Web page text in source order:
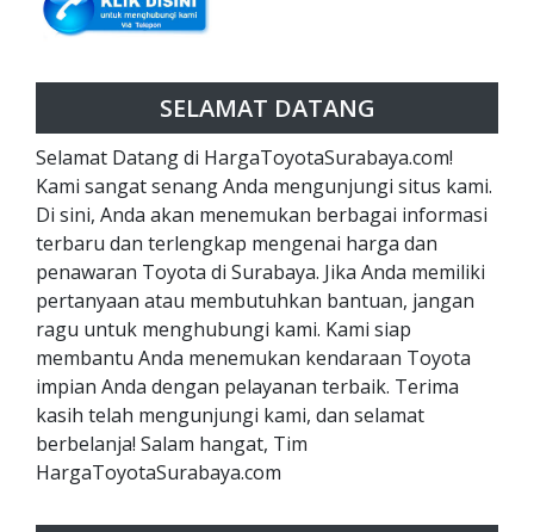
SELAMAT DATANG
Selamat Datang di HargaToyotaSurabaya.com!
Kami sangat senang Anda mengunjungi situs kami.
Di sini, Anda akan menemukan berbagai informasi
terbaru dan terlengkap mengenai harga dan
penawaran Toyota di Surabaya. Jika Anda memiliki
pertanyaan atau membutuhkan bantuan, jangan
ragu untuk menghubungi kami. Kami siap
membantu Anda menemukan kendaraan Toyota
impian Anda dengan pelayanan terbaik. Terima
kasih telah mengunjungi kami, dan selamat
berbelanja! Salam hangat, Tim
HargaToyotaSurabaya.com